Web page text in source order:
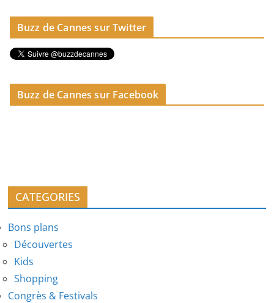
Buzz de Cannes sur Twitter
Buzz de Cannes sur Facebook
CATEGORIES
Bons plans
Découvertes
Kids
Shopping
Congrès & Festivals